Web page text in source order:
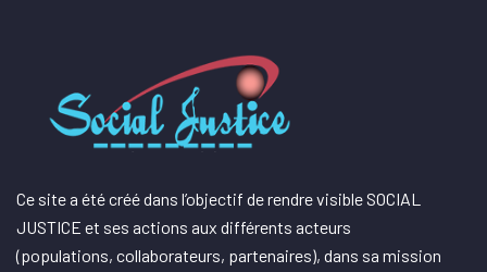
Ce site a été créé dans l’objectif de rendre visible SOCIAL
JUSTICE et ses actions aux différents acteurs
(populations, collaborateurs, partenaires), dans sa mission